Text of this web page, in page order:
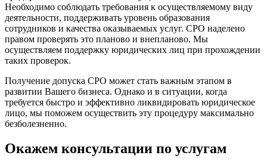
Необходимо соблюдать требования к осуществляемому виду
деятельности, поддерживать уровень образования
сотрудников и качества оказываемых услуг. СРО наделено
правом проверять это планово и внепланово. Мы
осуществляем поддержку юридических лиц при прохождении
таких проверок.
Получение допуска СРО может стать важным этапом в
развитии Вашего бизнеса. Однако и в ситуации, когда
требуется быстро и эффективно ликвидировать юридическое
лицо, мы поможем осуществить эту процедуру максимально
безболезненно.
Окажем консультации по услугам